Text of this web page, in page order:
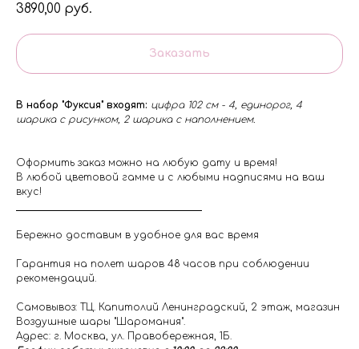
3890,00 руб.
Заказать
В набор "Фуксия" входят: цифра 102 см - 4, единорог, 4
шарика с рисунком, 2 шарика с наполнением.
Оформить заказ можно на любую дату и время!
В любой цветовой гамме и с любыми надписями на ваш
вкус!
Бережно доставим в удобное для вас время
Гарантия на полет шаров 48 часов при соблюдении
рекомендаций.
Самовывоз: ТЦ. Капитолий Ленинградский, 2 этаж, магазин
Воздушные шары "Шаромания".
Адрес: г. Москва, ул. Правобережная, 1Б.